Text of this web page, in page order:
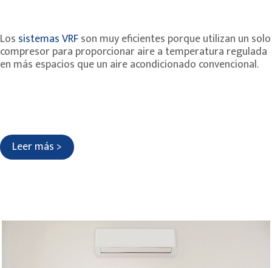
Los sistemas VRFson muy eficientes porque utilizan un solo
compresor para proporcionar aire a temperatura regulada
en más espacios que un aire acondicionado convencional.
Leer más >